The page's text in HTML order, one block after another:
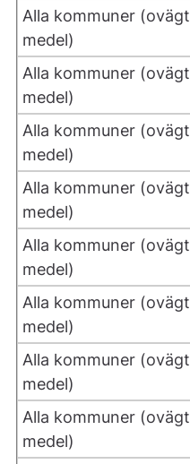
Alla kommuner (ovägt
medel)
Alla kommuner (ovägt
medel)
Alla kommuner (ovägt
medel)
Alla kommuner (ovägt
medel)
Alla kommuner (ovägt
medel)
Alla kommuner (ovägt
medel)
Alla kommuner (ovägt
medel)
Alla kommuner (ovägt
medel)